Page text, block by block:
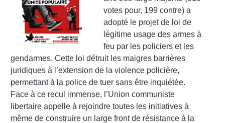
votes pour, 199 contre) a
adopté le projet de loi de
légitime usage des armes à
feu par les policiers et les
gendarmes. Cette loi détruit les maigres barrières
juridiques à l’extension de la violence policière,
permettant à la police de tuer sans être inquiétée.
Face à ce recul immense, l’Union communiste
libertaire appelle à rejoindre toutes les initiatives à
même de construire un large front de résistance à la